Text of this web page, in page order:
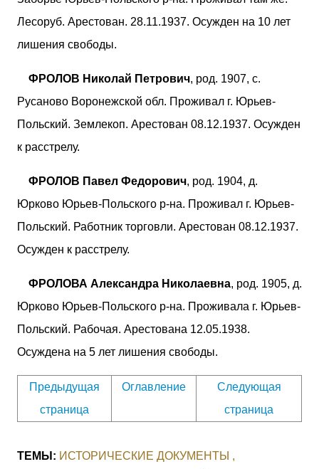
Лесоруб. Арестован. 28.11.1937. Осужден на 10 лет
лишения свободы.
ФРОЛОВ Николай Петрович, род. 1907, с.
Русаново Воронежской обл. Проживал г. Юрьев-
Польский. Землекоп. Арестован 08.12.1937. Осужден
к расстрелу.
ФРОЛОВ Павел Федорович, род. 1904, д.
Юрково Юрьев-Польского р-на. Проживал г. Юрьев-
Польский. Работник торговли. Арестован 08.12.1937.
Осужден к расстрелу.
ФРОЛОВА Александра Николаевна, род. 1905, д.
Юрково Юрьев-Польского р-на. Проживала г. Юрьев-
Польский. Рабочая. Арестована 12.05.1938.
Осуждена на 5 лет лишения свободы.
Предыдущая
страница
Оглавление
Следующая
страница
ТЕМЫ: ИСТОРИЧЕСКИЕ ДОКУМЕНТЫ